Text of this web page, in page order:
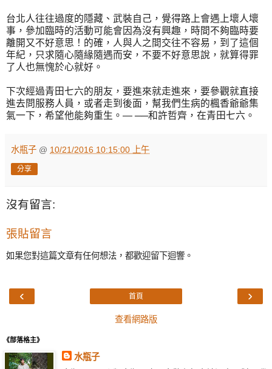
台北人往往過度的隱藏、武裝自己，覺得路上會遇上壞人壞
事，參加臨時的活動可能會因為沒有興趣，時間不夠臨時要
離開又不好意思！的確，人與人之間交往不容易，到了這個
年紀，只求隨心隨緣隨遇而安，不要不好意思說，就算得罪
了人也無愧於心就好。
下次經過青田七六的朋友，要進來就走進來，要參觀就直接
進去問服務人員，或者走到後面，幫我們生病的楓香爺爺集
氣一下，希望他能夠重生。— ──和許哲齊，在青田七六。
水瓶子 @ 10/21/2016 10:15:00 上午
分享
沒有留言:
張貼留言
如果您對這篇文章有任何想法，都歡迎留下迴響。
‹ ›
首頁
查看網路版
《部落格主》
水瓶子